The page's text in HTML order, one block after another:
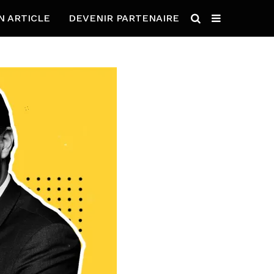
ARTICLE DEVENIR PARTENAIRE